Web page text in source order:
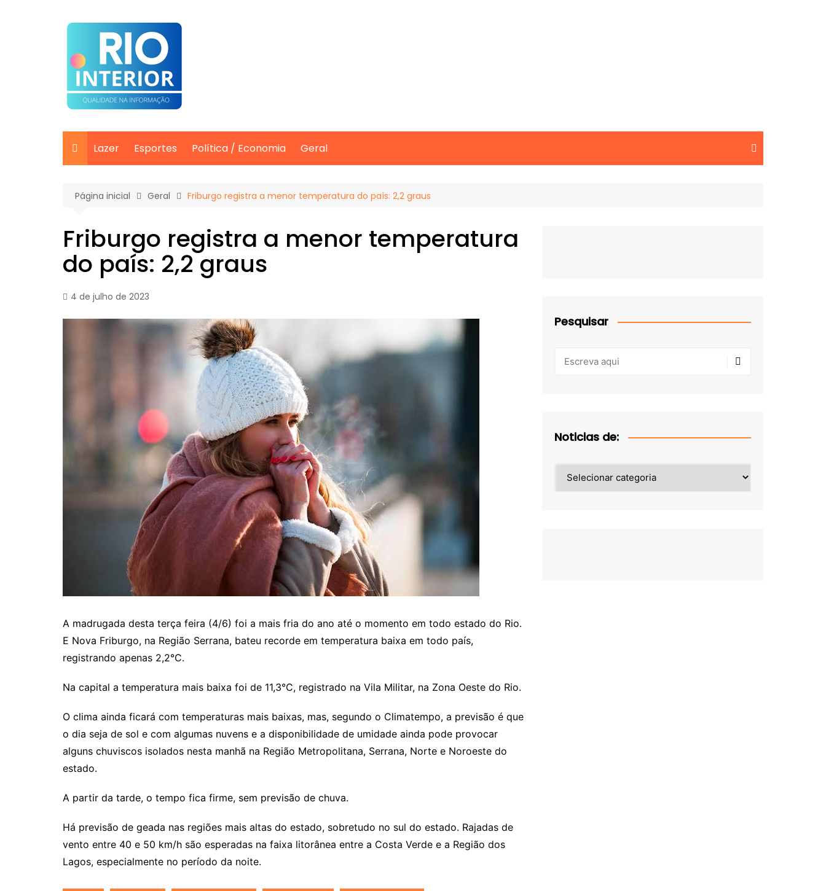
Lazer Esportes Política / Economia Geral
Página inicial Geral Friburgo registra a menor temperatura do país: 2,2 graus
Friburgo registra a menor temperatura
do país: 2,2 graus
4 de julho de 2023
A madrugada desta terça feira (4/6) foi a mais fria do ano até o momento em todo estado do Rio.
E Nova Friburgo, na Região Serrana, bateu recorde em temperatura baixa em todo país,
registrando apenas 2,2°C.
Na capital a temperatura mais baixa foi de 11,3°C, registrado na Vila Militar, na Zona Oeste do Rio.
O clima ainda ficará com temperaturas mais baixas, mas, segundo o Climatempo, a previsão é que
o dia seja de sol e com algumas nuvens e a disponibilidade de umidade ainda pode provocar
alguns chuviscos isolados nesta manhã na Região Metropolitana, Serrana, Norte e Noroeste do
estado.
A partir da tarde, o tempo fica firme, sem previsão de chuva.
Há previsão de geada nas regiões mais altas do estado, sobretudo no sul do estado. Rajadas de
vento entre 40 e 50 km/h são esperadas na faixa litorânea entre a Costa Verde e a Região dos
Lagos, especialmente no período da noite.
Pesquisar
Noticias de:
de: